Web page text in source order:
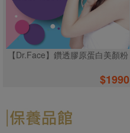
【Dr.Face】鑽透膠原蛋白美顏粉
$1990